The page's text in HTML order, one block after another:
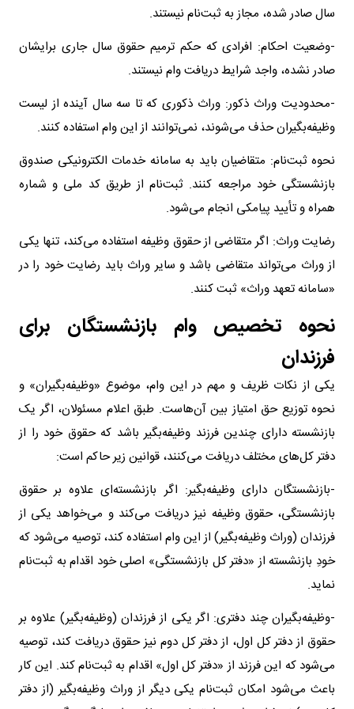
سال صادر شده، مجاز به ثبت‌نام نیستند.
-وضعیت احکام: افرادی که حکم ترمیم حقوق سال جاری برایشان
صادر نشده، واجد شرایط دریافت وام نیستند.
-محدودیت وراث ذکور: وراث ذکوری که تا سه سال آینده از لیست
وظیفه‌بگیران حذف می‌شوند، نمی‌توانند از این وام استفاده کنند.
نحوه ثبت‌نام: متقاضیان باید به سامانه خدمات الکترونیکی صندوق
بازنشستگی خود مراجعه کنند. ثبت‌نام از طریق کد ملی و شماره
همراه و تأیید پیامکی انجام می‌شود.
رضایت وراث: اگر متقاضی از حقوق وظیفه استفاده می‌کند، تنها یکی
از وراث می‌تواند متقاضی باشد و سایر وراث باید رضایت خود را در
«سامانه تعهد وراث» ثبت کنند.
نحوه تخصیص وام بازنشستگان برای
فرزندان
یکی از نکات ظریف و مهم در این وام، موضوع «وظیفه‌بگیران» و
نحوه توزیع حق امتیاز بین آن‌هاست. طبق اعلام مسئولان، اگر یک
بازنشسته دارای چندین فرزند وظیفه‌بگیر باشد که حقوق خود را از
دفتر کل‌های مختلف دریافت می‌کنند، قوانین زیر حاکم است:
-بازنشستگان دارای وظیفه‌بگیر: اگر بازنشسته‌ای علاوه بر حقوق
بازنشستگی، حقوق وظیفه نیز دریافت می‌کند و می‌خواهد یکی از
فرزندان (وراث وظیفه‌بگیر) از این وام استفاده کند، توصیه می‌شود که
خودِ بازنشسته از «دفتر کل بازنشستگی» اصلی خود اقدام به ثبت‌نام
نماید.
-وظیفه‌بگیران چند دفتری: اگر یکی از فرزندان (وظیفه‌بگیر) علاوه بر
حقوق از دفتر کل اول، از دفتر کل دوم نیز حقوق دریافت کند، توصیه
می‌شود که این فرزند از «دفتر کل اول» اقدام به ثبت‌نام کند. این کار
باعث می‌شود امکان ثبت‌نام یکی دیگر از وراث وظیفه‌بگیر (از دفتر